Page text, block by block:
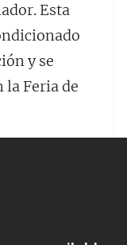
Esta
y se
Feria de